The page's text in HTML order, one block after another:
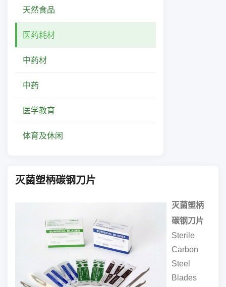
天然食品
医药耗材
中药材
中药
医学教育
体育及休闲
灭菌塑柄碳钢刀片
灭菌塑柄
碳钢刀片
Sterile
Carbon
Steel
Blades